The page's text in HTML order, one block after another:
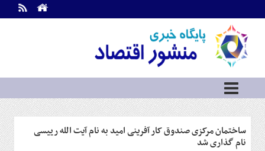
اطلاعات
تماس
ما
درباره
ما
سرویس
ها
خانه
ساختمان مرکزی صندوق کار آفرینی امید به نام آیت الله رییسی
نام گذاری شد